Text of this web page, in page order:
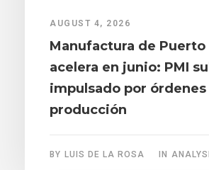
AUGUST 4, 2026
Manufactura de Puerto
acelera en junio: PMI
impulsado por órdenes
producción
BY LUIS DE LA ROSA IN